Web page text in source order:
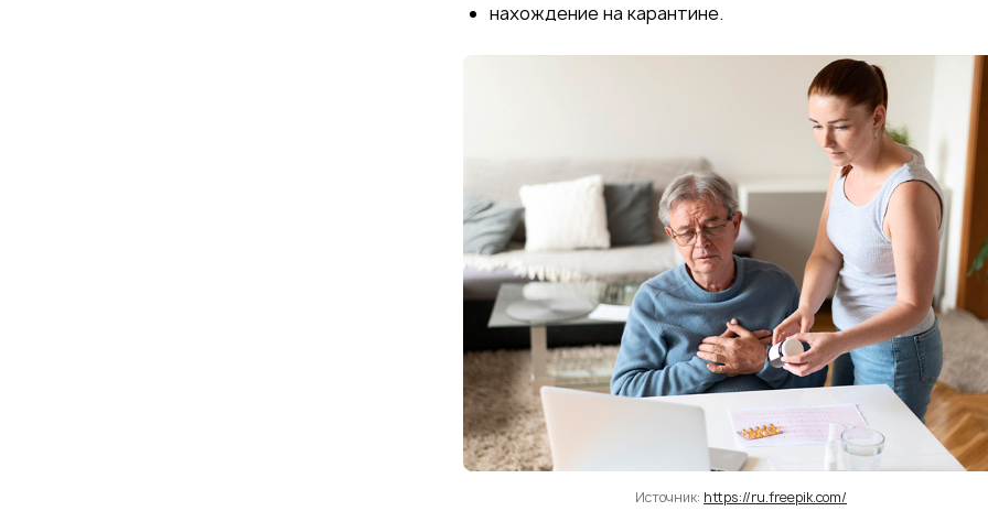
нахождение на карантине.
Источник: https://ru.freepik.com/